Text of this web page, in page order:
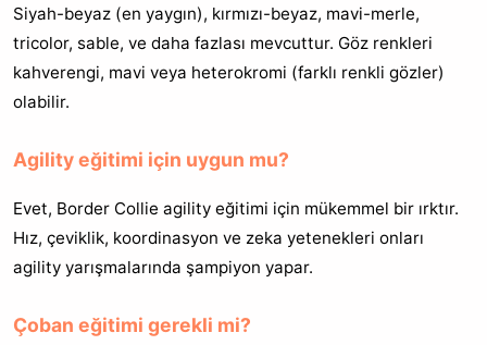
Siyah-beyaz (en yaygın), kırmızı-beyaz, mavi-merle,
tricolor, sable, ve daha fazlası mevcuttur. Göz renkleri
kahverengi, mavi veya heterokromi (farklı renkli gözler)
olabilir.
Agility eğitimi için uygun mu?
Evet, Border Collie agility eğitimi için mükemmel bir ırktır.
Hız, çeviklik, koordinasyon ve zeka yetenekleri onları
agility yarışmalarında şampiyon yapar.
Çoban eğitimi gerekli mi?